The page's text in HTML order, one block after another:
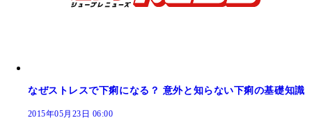
なぜストレスで下痢になる？ 意外と知らない下痢の基礎知識
2015年05月23日 06:00